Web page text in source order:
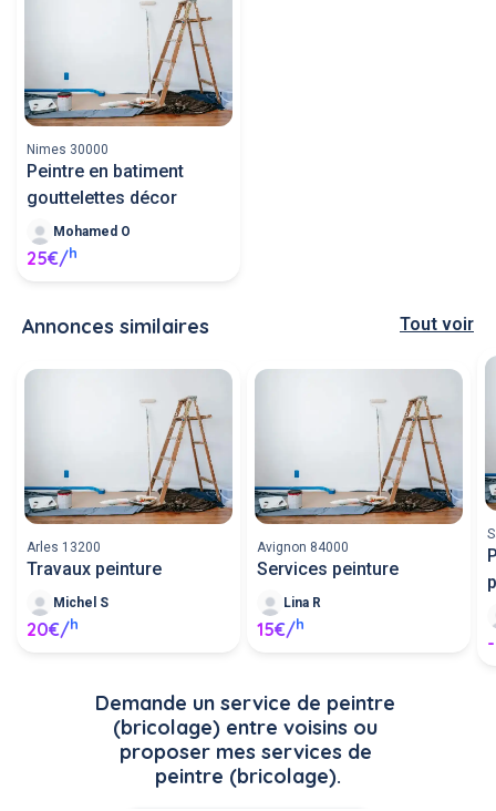
Nimes 30000
Peintre en batiment
gouttelettes décor
Mohamed O
25€/h
Annonces similaires Tout voir
Arles 13200
Travaux peinture
Michel S
20€/h
Avignon 84000
Services peinture
Lina R
15€/h
Demande un service de peintre
(bricolage) entre voisins ou
proposer mes services de
peintre (bricolage).